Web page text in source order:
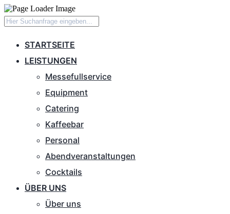
STARTSEITE
LEISTUNGEN
Messefullservice
Equipment
Catering
Kaffeebar
Personal
Abendveranstaltungen
Cocktails
ÜBER UNS
Über uns